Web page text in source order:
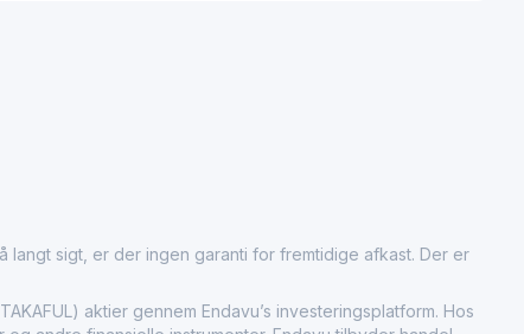
sigt, er der ingen garanti for fremtidige afkast. Der er
aktier gennem Endavu’s investeringsplatform. Hos